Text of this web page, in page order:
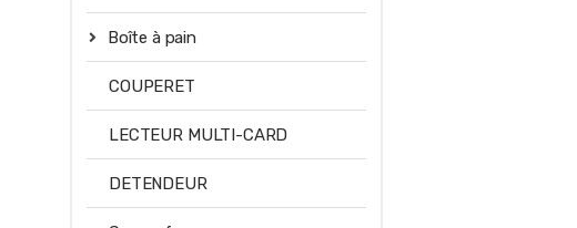
Boîte à pain
COUPERET
LECTEUR MULTI-CARD
DETENDEUR